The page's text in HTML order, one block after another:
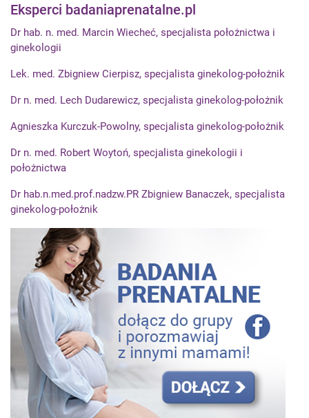
Eksperci badaniaprenatalne.pl
Dr hab. n. med. Marcin Wiecheć, specjalista położnictwa i
ginekologii
Lek. med. Zbigniew Cierpisz, specjalista ginekolog-położnik
Dr n. med. Lech Dudarewicz, specjalista ginekolog-położnik
Agnieszka Kurczuk-Powolny, specjalista ginekolog-położnik
Dr n. med. Robert Woytoń, specjalista ginekologii i
położnictwa
Dr hab.n.med.prof.nadzw.PR Zbigniew Banaczek, specjalista
ginekolog-położnik